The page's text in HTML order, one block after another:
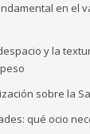
en el
y la
sobre la
qué ocio